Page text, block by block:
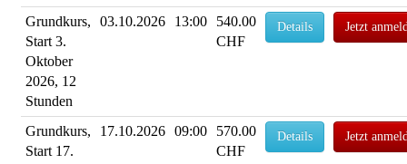
Grundkurs,
Start 3.
Oktober
2026, 12
Stunden
03.10.2026 13:00
540.00
CHF
Details Jetzt
Grundkurs,
Start 17.
17.10.2026 09:00
570.00
CHF
Details Jetzt